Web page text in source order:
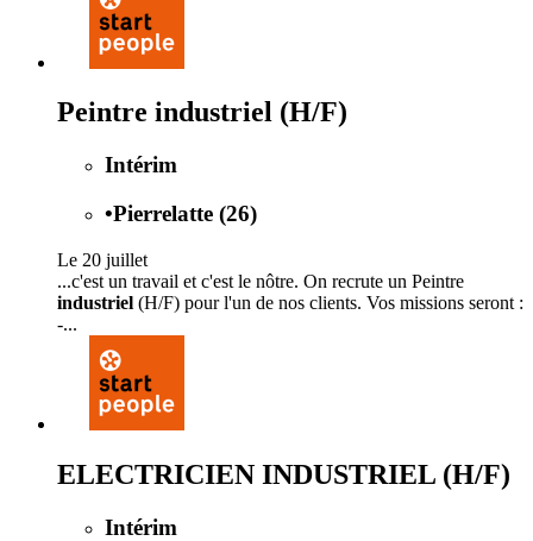
Peintre industriel (H/F)
Intérim
•Pierrelatte (26)
Le 20 juillet
...c'est un travail et c'est le nôtre. On recrute un Peintre
industriel (H/F) pour l'un de nos clients. Vos missions seront :
-...
ELECTRICIEN INDUSTRIEL (H/F)
Intérim